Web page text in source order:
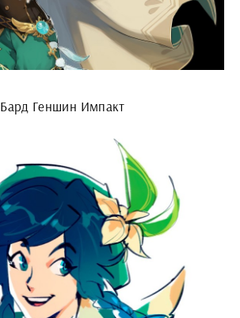
Бард Геншин Импакт